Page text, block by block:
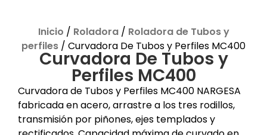
Inicio / Roladora/ Roladora de Tubos y
perfiles / Curvadora De Tubos y Perfiles MC400
Curvadora De Tubos y
Perfiles MC400
Curvadora de Tubos y Perfiles MC400 NARGESA
fabricada en acero, arrastre a los tres rodillos,
transmisión por piñones, ejes templados y